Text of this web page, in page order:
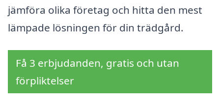
jämföra olika företag och hitta den mest
lämpade lösningen för din trädgård.
Få 3 erbjudanden, gratis och utan
förpliktelser